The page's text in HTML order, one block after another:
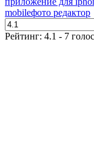
mobileфото редактор
Рейтинг: 4.1 - 7